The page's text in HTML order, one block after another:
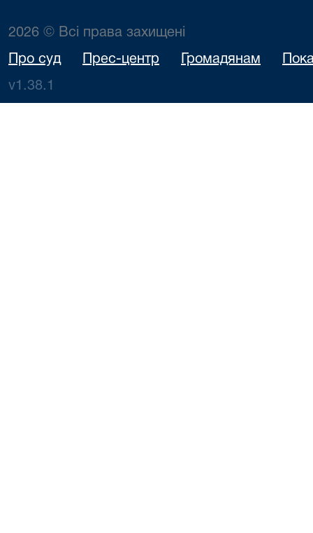
2026 © Всі права захищені
Про суд Прес-центр Громадянам
v1.38.1